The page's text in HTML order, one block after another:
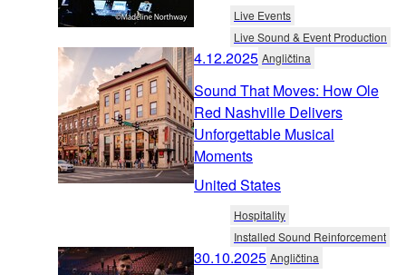
Live Events
Live Sound & Event Production
4.12.2025 Angličtina
Sound That Moves: How Ole
Red Nashville Delivers
Unforgettable Musical
Moments
United States
Hospitality
Installed Sound Reinforcement
30.10.2025 Angličtina